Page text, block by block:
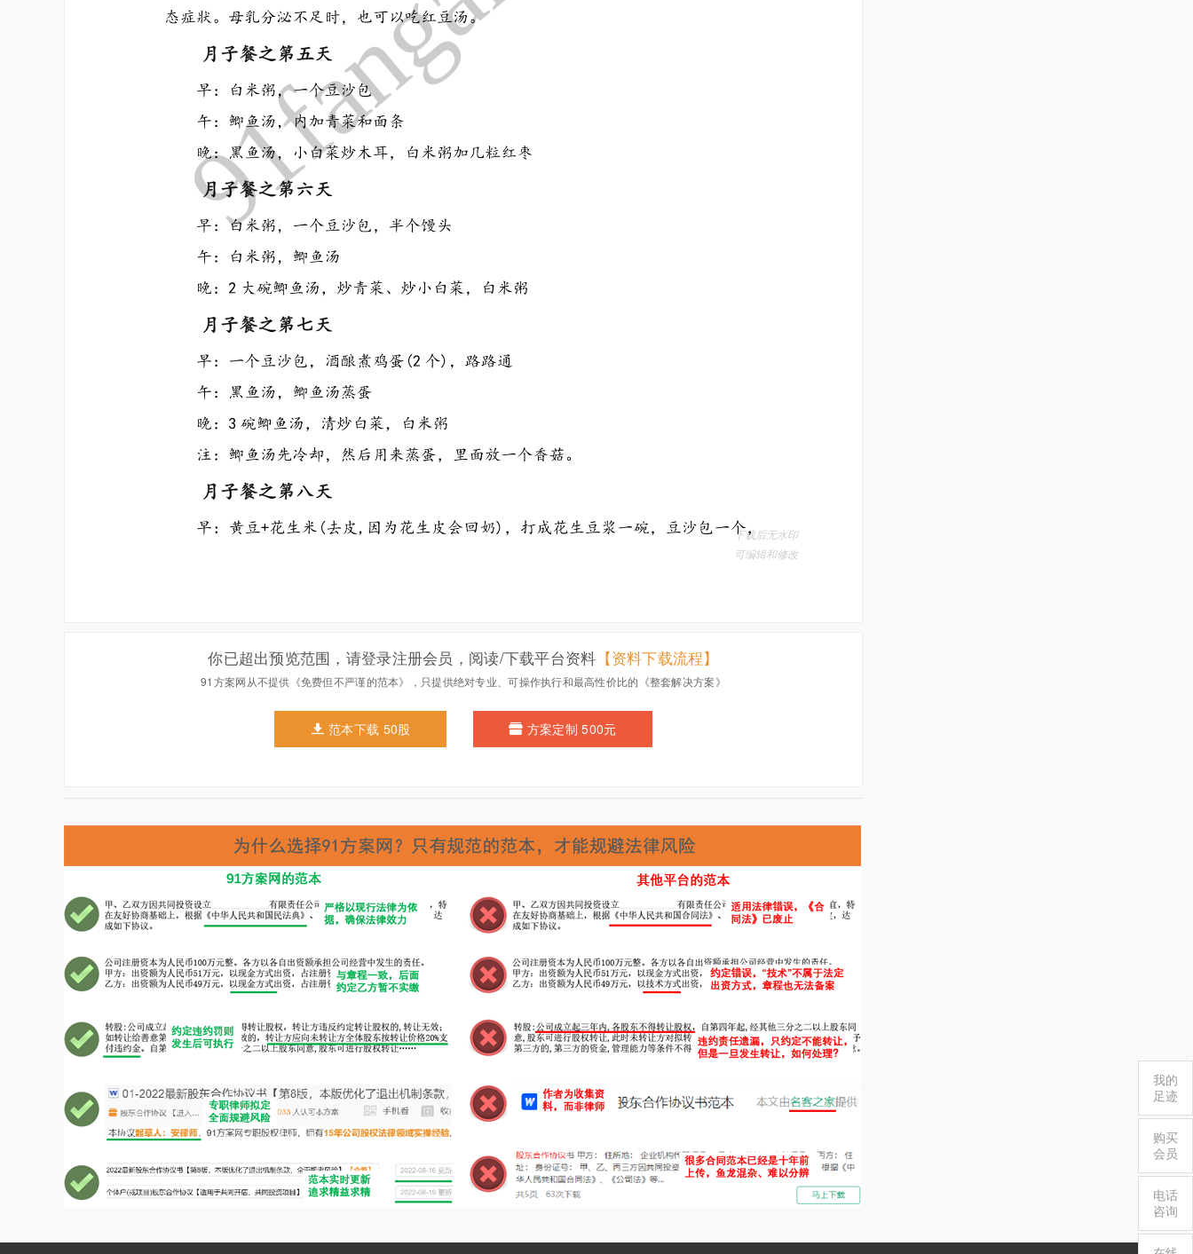
我的
足迹
购买
会员
电话
咨询
你已超出预览范围，请登录注册会员，阅读/下载平台资料 【资料下载流程】
91方案网从不提供《免费但不严谨的范本》，只提供绝对专业、可操作执行和最高性价比的《整套解决方案》
范本下载 50股 方案定制 500元